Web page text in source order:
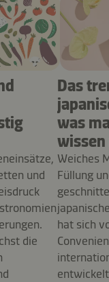
und
die
Das
was
Weiches
Füllung
hat sich